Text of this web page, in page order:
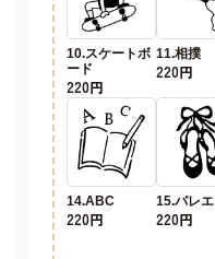
10.スケートボ
ード
220円
11.相撲
220円
14.ABC
220円
15.バレエ
220円